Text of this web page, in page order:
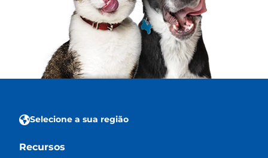
Selecione a sua região
Recursos